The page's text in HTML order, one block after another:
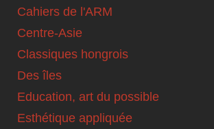
Cahiers de l'ARM
Centre-Asie
Classiques hongrois
Des îles
Education, art du possible
Esthétique appliquée